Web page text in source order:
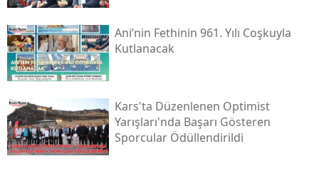
Mardin
Muğla
Ani’nin Fethinin 961. Yılı Coşkuyla
Kutlanacak
Kars'ta Düzenlenen Optimist
Yarışları'nda Başarı Gösteren
Sporcular Ödüllendirildi